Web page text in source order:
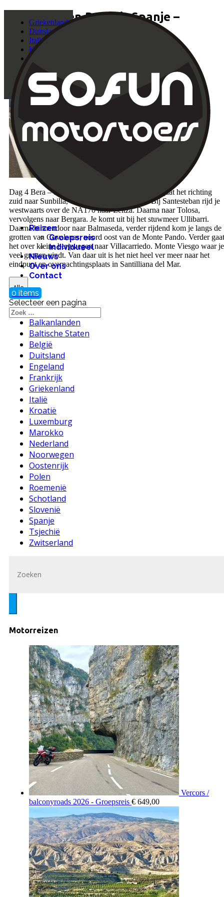
Griekenland
Duitsland
Italië
Kroatië
Luxemburg
Polen
Roemenië
Spanje
Reizen
Groepsreis
Individueel
Nieuws
Over ons
Contact
0 items
Selecteer een pagina
Motorreizen Rondrit Spanje –
Portugal
25 dec 2019
Dag 4 Bera – Santilliana del Mar. Vanaf de start gaat het richting
zuid naar Sunbilla, door Montes de Bidasoa. Bij Santesteban rijd je
westwaarts over de NA170 naar Leitza. Daarna naar Tolosa,
vervolgens naar Bergara. Je komt uit bij het stuwmeer Ullibarri.
Daarna binnendoor naar Balmaseda, verder rijdend kom je langs de
grotten van Covalanas, noord oost van de Monte Pando. Verder gaat
het over kleine bergwegen naar Villacarriedo. Monte Viesgo waar je
veel grotten vindt. Van daar uit is het niet heel ver meer naar het
eindpunt en overnachtingsplaats in Santilliana del Mar.
Alle
Alle
Balkanlanden
Baltische Staten
België
Duitsland
Engeland
Frankrijk
Griekenland
Italië
Kroatië
Luxemburg
Marokko
Nederland
Noorwegen
Oostenrijk
Polen
Roemenië
Schotland
Slovenië
Spanje
Tsjechië
Zwitserland
Motorreizen
Vercors /
balconyroads 2026 - Groepsreis € 649,00